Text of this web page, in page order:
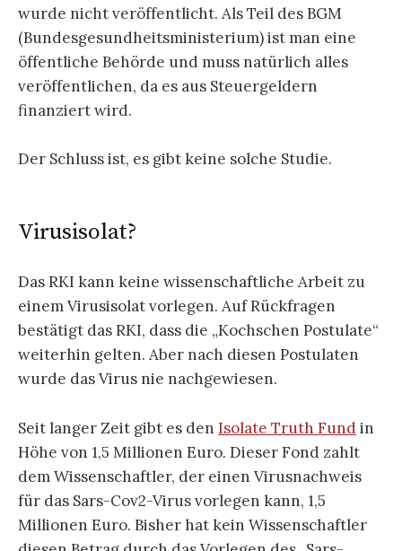
wurde nicht veröffentlicht. Als Teil des BGM
(Bundesgesundheitsministerium) ist man eine
öffentliche Behörde und muss natürlich alles
veröffentlichen, da es aus Steuergeldern
finanziert wird.
Der Schluss ist, es gibt keine solche Studie.
Virusisolat?
Das RKI kann keine wissenschaftliche Arbeit zu
einem Virusisolat vorlegen. Auf Rückfragen
bestätigt das RKI, dass die „Kochschen Postulate“
weiterhin gelten. Aber nach diesen Postulaten
wurde das Virus nie nachgewiesen.
Seit langer Zeit gibt es den Isolate Truth Fundin
Höhe von 1,5 Millionen Euro. Dieser Fond zahlt
dem Wissenschaftler, der einen Virusnachweis
für das Sars-Cov2-Virus vorlegen kann, 1,5
Millionen Euro. Bisher hat kein Wissenschaftler